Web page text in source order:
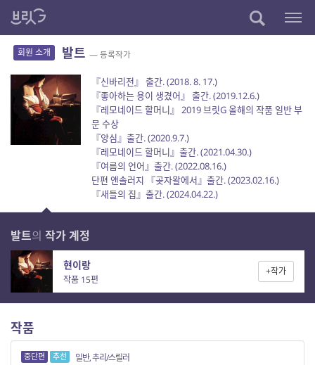
회원 소개 발트 — 등록작가
『신바리전』 출간. (2018. 8. 17.)
『좋아하는 용이 생겼어』 출간. (2019.12.6.)
『레모네이드 할머니』 2019 브릿G 올해의 작품 일반 부
문 수상
『앙심』출간. (2020.9.7.)
『레모네이드 할머니』출간. (2021.04.30.)
『여름의 언어』출간. (2022.08.16.)
단편 앤솔러지 『곶자왈에서』출간. (2023.02.16.)
『새들의 집』출간. (2024.04.22.)
발트의 작가 계정
현이랑
작품 15편
+작가
작품
중단편 추천 일반, 추리/스릴러